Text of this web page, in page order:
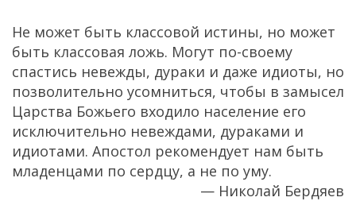
Не может быть классовой истины, но может
быть классовая ложь. Могут по-своему
спастись невежды, дураки и даже идиоты, но
позволительно усомниться, чтобы в замысел
Царства Божьего входило население его
исключительно невеждами, дураками и
идиотами. Апостол рекомендует нам быть
младенцами по сердцу, а не по уму.
— Николай Бердяев